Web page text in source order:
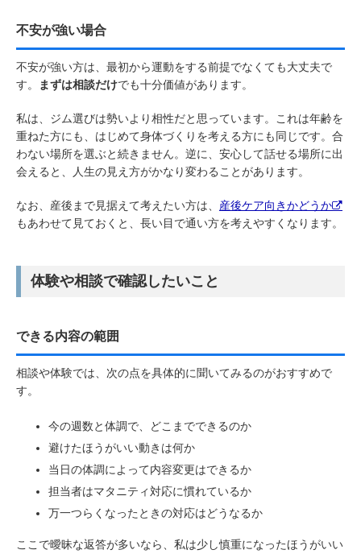
不安が強い場合
不安が強い方は、最初から運動をする前提でなくても大丈夫で
す。
まずは相談だけでも十分価値があります。
私は、ジム選びは勢いより相性だと思っています。これは年齢を
重ねた方にも、はじめて身体づくりを考える方にも同じです。合
わない場所を選ぶと続きません。逆に、安心して話せる場所に出
会えると、人生の見え方がかなり変わることがあります。
なお、産後まで見据えて考えたい方は、 産後ケア向きかどうか
もあわせて見ておくと、長い目で通い方を考えやすくなります。
体験や相談で確認したいこと
できる内容の範囲
相談や体験では、次の点を具体的に聞いてみるのがおすすめで
す。
今の週数と体調で、どこまでできるのか
避けたほうがいい動きは何か
当日の体調によって内容変更はできるか
担当者はマタニティ対応に慣れているか
万一つらくなったときの対応はどうなるか
ここで曖昧な返答が多いなら、私は少し慎重になったほうがいい